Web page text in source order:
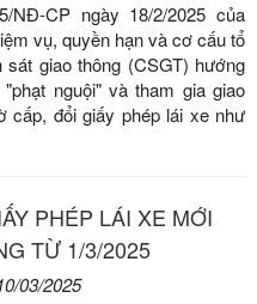
NĐ-CP ngày 18/2/2025 của
vụ, quyền hạn và cơ cấu tổ
giao thông (CSGT) hướng
nguội" và tham gia giao
cấp, đổi giấy phép lái xe như
PHÉP LÁI XE MỚI
TỪ 1/3/2025
03/2025